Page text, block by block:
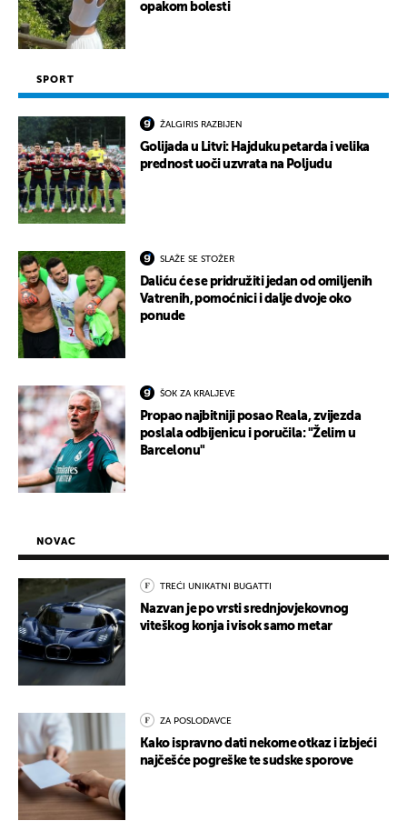
opakom bolesti
SPORT
ŽALGIRIS RAZBIJEN
Golijada u Litvi: Hajduku petarda i velika
prednost uoči uzvrata na Poljudu
SLAŽE SE STOŽER
Daliću će se pridružiti jedan od omiljenih
Vatrenih, pomoćnici i dalje dvoje oko
ponude
ŠOK ZA KRALJEVE
Propao najbitniji posao Reala, zvijezda
poslala odbijenicu i poručila: "Želim u
Barcelonu"
NOVAC
TREĆI UNIKATNI BUGATTI
Nazvan je po vrsti srednjovjekovnog
viteškog konja i visok samo metar
ZA POSLODAVCE
Kako ispravno dati nekome otkaz i izbjeći
najčešće pogreške te sudske sporove